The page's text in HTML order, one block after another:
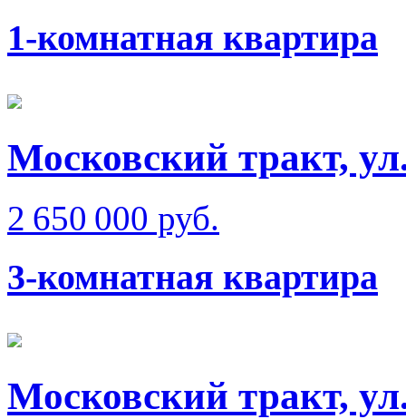
1-комнатная квартира
Московский тракт,
2 650 000 руб.
3-комнатная квартира
Московский тракт,